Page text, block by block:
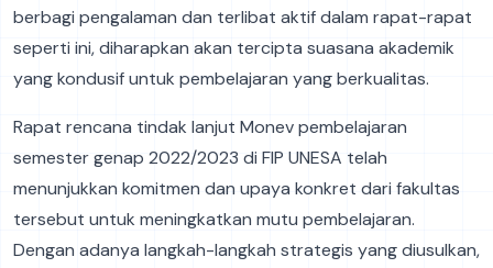
berbagi pengalaman dan terlibat aktif dalam rapat-rapat
seperti ini, diharapkan akan tercipta suasana akademik
yang kondusif untuk pembelajaran yang berkualitas.
Rapat rencana tindak lanjut Monev pembelajaran
semester genap 2022/2023 di FIP UNESA telah
menunjukkan komitmen dan upaya konkret dari fakultas
tersebut untuk meningkatkan mutu pembelajaran.
Dengan adanya langkah-langkah strategis yang diusulkan,